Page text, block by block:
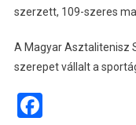
szerzett, 109-szeres
A Magyar Asztalitenisz
szerepet vállalt a
Facebook